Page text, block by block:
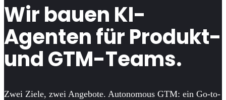
Wir bauen KI-
Agenten für Produkt-
und GTM-Teams.
Zwei Ziele, zwei Angebote. Autonomous GTM: ein Go-to-